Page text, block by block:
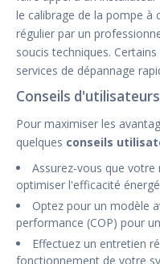
le calibrage de la pompe à
régulier par un
soucis techniques.
services de dépannage
Conseils d'utilisateurs
Pour maximiser les
quelques conseils
Assurez-vous que
optimiser l'efficacité
Optez pour un modèle
performance (COP) pour
Effectuez un entretien
fonctionnement de votre